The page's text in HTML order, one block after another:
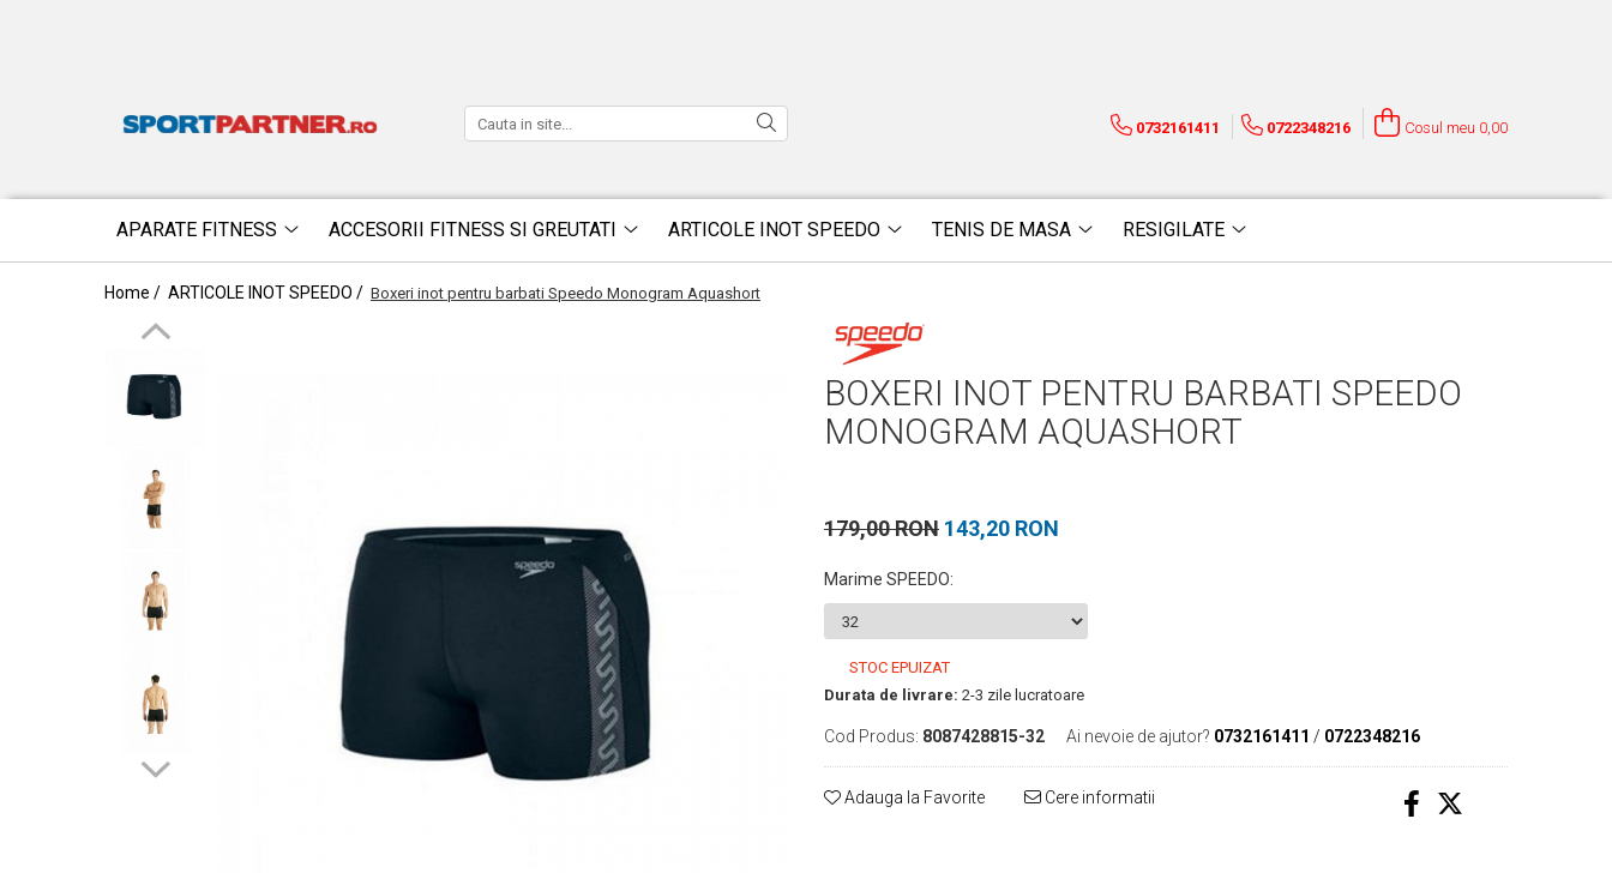
0732161411 0722348216 Cosul meu 0,00
APARATE FITNESS ACCESORII FITNESS SI GREUTATI ARTICOLE INOT SPEEDO TENIS DE MASA RESIGILATE
Home / ARTICOLE INOT SPEEDO / Boxeri inot pentru barbati Speedo Monogram Aquashort
BOXERI INOT PENTRU BARBATI SPEEDO
MONOGRAM AQUASHORT
179,00 RON 143,20 RON
Marime SPEEDO:
STOC EPUIZAT
Durata de livrare: 2-3 zile lucratoare
Cod Produs: 8087428815-32 Ai nevoie de ajutor? 0732161411 / 0722348216
Adauga la Favorite Cere informatii